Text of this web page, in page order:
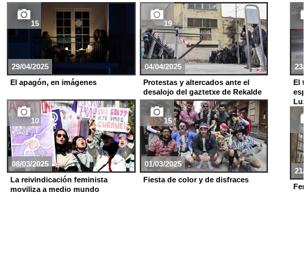
15
29/04/2025
El apagón, en imágenes
19
04/04/2025
Protestas y altercados ante el
desalojo del gaztetxe de Rekalde
10
08/03/2025
La reivindicación feminista
moviliza a medio mundo
15
01/03/2025
Fiesta de color y de disfraces
23/
El
Luz
21/